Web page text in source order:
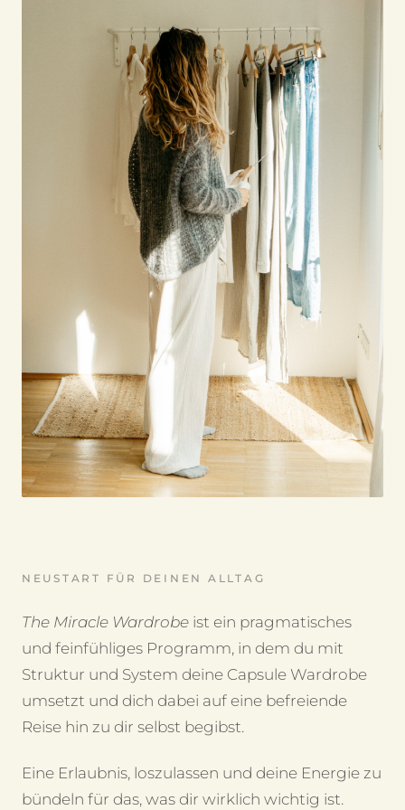
NEUSTART FÜR DEINEN ALLTAG
The Miracle Wardrobe ist ein pragmatisches
und feinfühliges Programm, in dem du mit
Struktur und System deine Capsule Wardrobe
umsetzt und dich dabei auf eine befreiende
Reise hin zu dir selbst begibst.
Eine Erlaubnis, loszulassen und deine Energie zu
bündeln für das, was dir wirklich wichtig ist.